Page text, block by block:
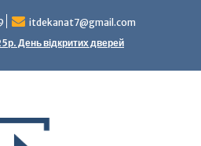
itdekanat7@gmail.com
День відкритих дверей